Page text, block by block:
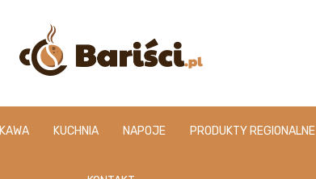
www.barisci.pl
KAWA KUCHNIA NAPOJE PRODUKTY REGIONALNE